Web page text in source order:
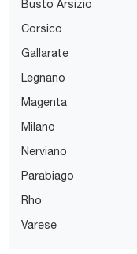
Busto Arsizio
Corsico
Gallarate
Legnano
Magenta
Milano
Nerviano
Parabiago
Rho
Varese